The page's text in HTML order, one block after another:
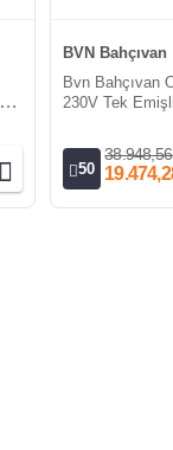
BVN Bahçıvan
Bvn Bahçıvan
230V Tek
50